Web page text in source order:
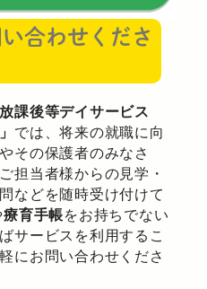
合わせくださ
課後等デイサービス
では、将来の就職に向
その保護者のみなさ
担当者様からの見学・
などを随時受け付けて
療育手帳をお持ちでない
サービスを利用するこ
にお問い合わせくださ